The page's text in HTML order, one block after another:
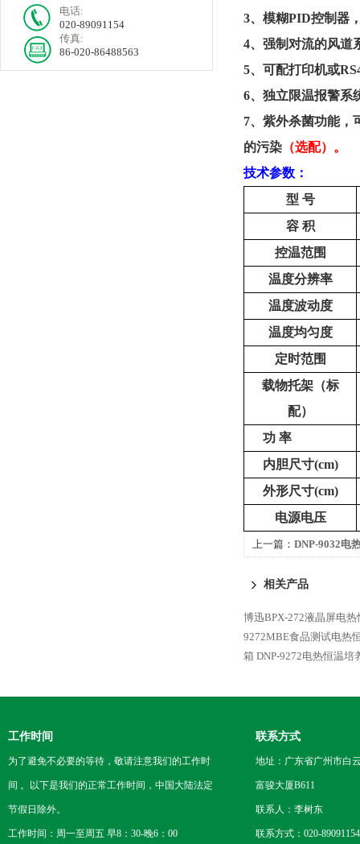
电话:
020-89091154
传真:
86-020-86488563
3、模糊PID控制器
4、强制对流的风道
5、可配打印机或
6、独立限温报警系
7、紫外杀菌功能，
的污染 （选配）。
技术参数：
型 号
容 积
控温范围
温度分辨率
温度波动度
温度均匀度
定时范围
载物托架（标
配）
功 率
内胆尺寸(cm)
外形尺寸(cm)
电源电压
上一篇： DNP-9032电
相关产品
博迅BPX-272液晶屏电
9272MBE食品测试电热
箱 DNP-9272电热恒温培
工作时间
为了避免不必要的等待，敬请注意我们的工作时
间 。以下是我们的正常工作时间，中国大陆法定
节假日除外。
工作时间：周一至周五 早8：30-晚6：00
联系方式
地址：广东省广州市白
富骏大厦B611
联系人：李树东
联系方式：020-89091154